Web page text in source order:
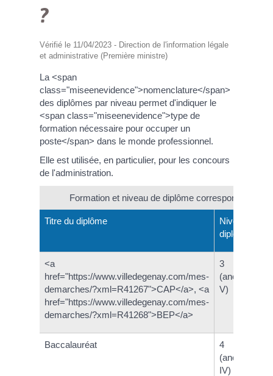
?
Vérifié le 11/04/2023 - Direction de l'information légale
et administrative (Première ministre)
La <span
class="miseenevidence">nomenclature</span>
des diplômes par niveau permet d'indiquer le
<span class="miseenevidence">type de
formation nécessaire pour occuper un
poste</span> dans le monde professionnel.
Elle est utilisée, en particulier, pour les concours
de l'administration.
Formation et niveau de diplôme correspondant
Titre du diplôme
Niveau de
diplôme
<a
href="https://www.villedegenay.com/mes-
demarches/?xml=R41267">CAP</a>, <a
href="https://www.villedegenay.com/mes-
demarches/?xml=R41268">BEP</a>
3
V)
Baccalauréat
4
IV)